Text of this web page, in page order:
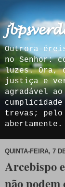
Outrora
no Senhor:
luzes. Ora,
justiça e
agradável
trevas; pelo
QUINTA-FEIRA, 7
Arcebispo
não